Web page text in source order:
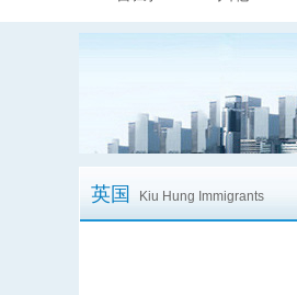
英国 Kiu Hung Immigrants